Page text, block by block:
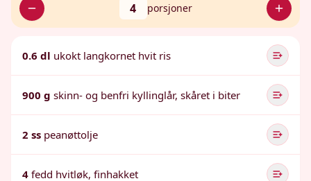
4 porsjoner
0.6 dl ukokt langkornet hvit ris
900 g skinn- og benfri kyllinglår, skåret i biter
2 ss peanøttolje
4 fedd hvitløk, finhakket